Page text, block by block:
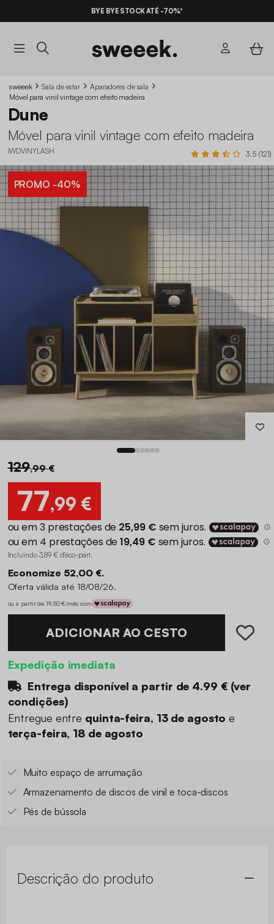
BYE BYE STOCK ATÉ -70%*
sweeek Sala de estar
Aparadores de sala
Móvel para vinil vintage com efeito madeira
Dune
Móvel para vinil vintage com efeito madeira
IWDVINYLASH 3.5 (121)
PROMO -40%
129,99 €
77,99 €
Incluindo 3,89 € d'éco-part.
Economize 52,00 €.
Oferta válida até 18/08/26.
ou a partir de 19,50 €/mês com
ADICIONAR AO CESTO
Expedição imediata
Entrega disponível a partir de 4.99 €(ver
condições)
Entregue entre quinta-feira, 13 de agostoe
terça-feira, 18 de agosto
Muito espaço de arrumação
Armazenamento de discos de vinil e toca-discos
Pés de bússola
Descrição do produto